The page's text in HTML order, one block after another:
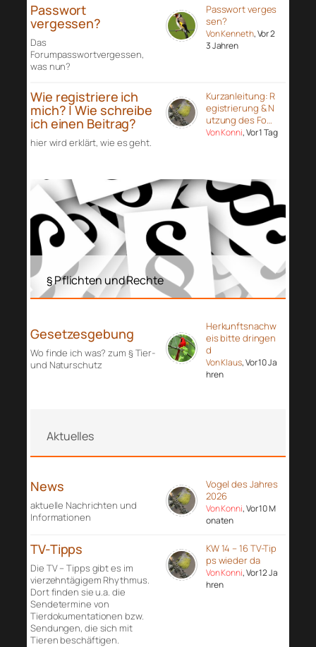
Passwort
vergessen?
Das
Forumpasswortvergessen,
was nun?
Passwort verges
sen?
Von Kenneth, Vor 2
3 Jahren
Wie registriere ich
mich? | Wie schreibe
ich einen Beitrag?
hier wird erklärt, wie es geht.
Kurzanleitung: R
egistrierung & N
utzung des Fo…
Von Konni, Vor 1 Tag
§ Pflichten und Rechte
Gesetzesgebung
Wo finde ich was? zum § Tier-
und Naturschutz
Herkunftsnachw
eis bitte dringen
d
Von Klaus, Vor 10 Ja
hren
Aktuelles
News
aktuelle Nachrichten und
Informationen
Vogel des Jahres
2026
Von Konni, Vor 10 M
onaten
TV-Tipps
Die TV – Tipps gibt es im
vierzehntägigem Rhythmus.
Dort finden sie u.a. die
Sendetermine von
Tierdokumentationen bzw.
Sendungen, die sich mit
Tieren beschäftigen.
KW 14 – 16 TV-Tip
ps wieder da
Von Konni, Vor 12 Ja
hren